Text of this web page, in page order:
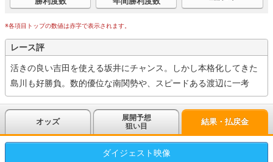
※各項目トップの数値は赤字で表示されます。
レース評
活きの良い吉田を使える坂井にチャンス。しかし本格化してきた
島川も好勝負。数的優位な南関勢や、スピードある渡辺に一考
オッズ
展開予想
狙い目
結果・払戻金
ダイジェスト映像